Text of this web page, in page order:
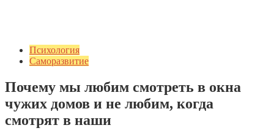
Психология
Саморазвитие
Почему мы любим смотреть в окна
чужих домов и не любим, когда
смотрят в наши